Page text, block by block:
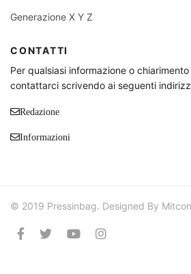
Generazione X Y Z
CONTATTI
Per qualsiasi informazione o
contattarci scrivendo ai seguenti
Redazione
Informazioni
© 2019 Pressinbag. Designed By